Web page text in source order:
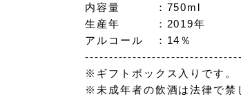
内容量 ：750ml
生産年 ：2019年
アルコール ：14％
※ギフトボックス入りです。
※未成年者の飲酒は法律で禁